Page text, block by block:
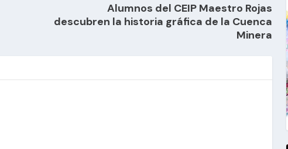
Alumnos del CEIP Maestro Rojas
descubren la historia gráfica de la Cuenca
Minera